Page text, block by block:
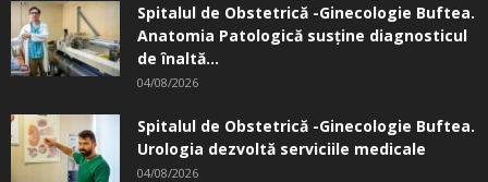
Spitalul de Obstetrică -Ginecologie Buftea.
Anatomia Patologică susţine diagnosticul
de înaltă...
04/08/2026
Spitalul de Obstetrică -Ginecologie Buftea.
Urologia dezvoltă serviciile medicale
04/08/2026